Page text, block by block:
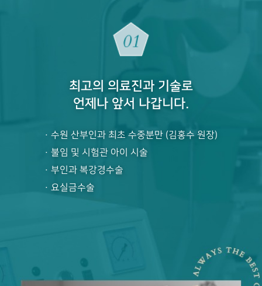
최고의 의료진과 기술로
언제나 앞서 나갑니다.
· 수원 산부인과 최초 수중분만 (김홍수 원장)
· 불임 및 시험관 아이 시술
· 부인과 복강경수술
· 요실금수술